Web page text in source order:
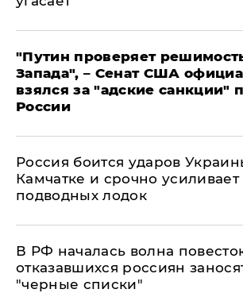
"Путин проверяет
Запада", – Сенат США
взялся за "адские санкции"
России
Россия боится ударов
Камчатке и срочно
подводных лодок
​В РФ началась волна
отказавшихся россиян
"черные списки"